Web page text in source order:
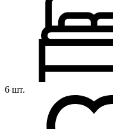
6 шт.